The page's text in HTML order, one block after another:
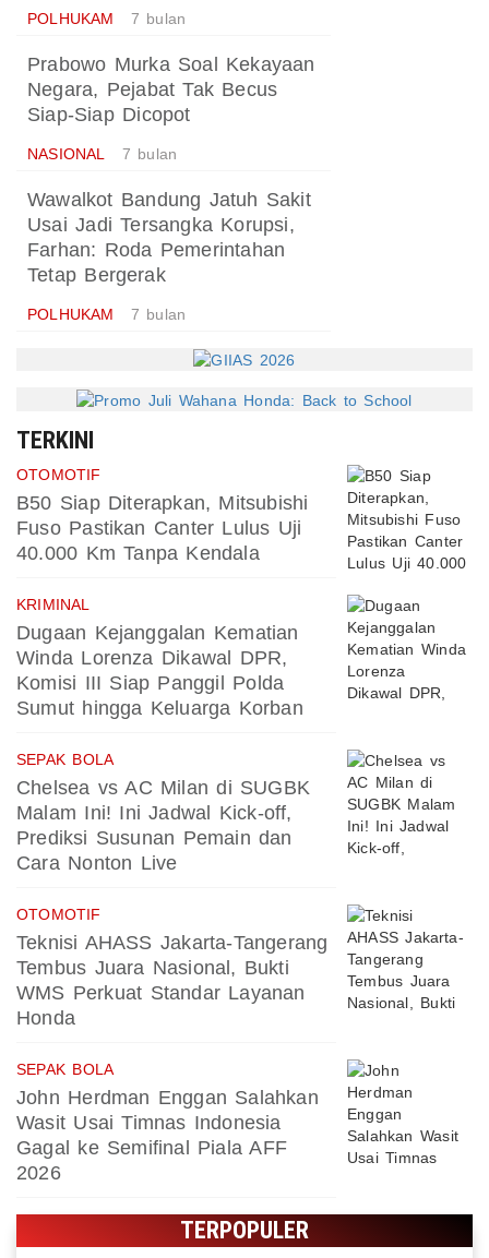
POLHUKAM 7 bulan
Prabowo Murka Soal Kekayaan
Negara, Pejabat Tak Becus
Siap-Siap Dicopot
NASIONAL 7 bulan
Wawalkot Bandung Jatuh Sakit
Usai Jadi Tersangka Korupsi,
Farhan: Roda Pemerintahan
Tetap Bergerak
POLHUKAM 7 bulan
TERKINI
OTOMOTIF
B50 Siap Diterapkan, Mitsubishi
Fuso Pastikan Canter Lulus Uji
40.000 Km Tanpa Kendala
KRIMINAL
Dugaan Kejanggalan Kematian
Winda Lorenza Dikawal DPR,
Komisi III Siap Panggil Polda
Sumut hingga Keluarga Korban
SEPAK BOLA
Chelsea vs AC Milan di SUGBK
Malam Ini! Ini Jadwal Kick-off,
Prediksi Susunan Pemain dan
Cara Nonton Live
OTOMOTIF
Teknisi AHASS Jakarta-Tangerang
Tembus Juara Nasional, Bukti
WMS Perkuat Standar Layanan
Honda
SEPAK BOLA
John Herdman Enggan Salahkan
Wasit Usai Timnas Indonesia
Gagal ke Semifinal Piala AFF
2026
TERPOPULER